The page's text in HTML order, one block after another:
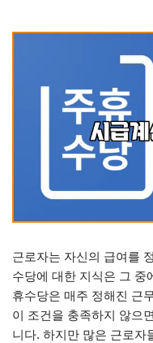
근로자는 자신의 급여를
수당에 대한 지식은 그 중
휴수당은 매주 정해진 근
이 조건을 충족하지 않으
니다. 하지만 많은 근로자